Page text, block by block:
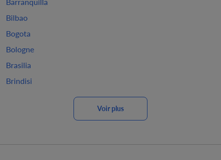
Bilbao
Bogota
Bologne
Brasilia
Brindisi
Voir plus